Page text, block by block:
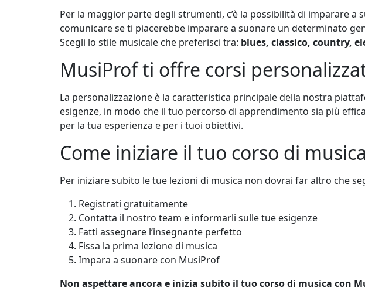
Per la maggior parte degli strumenti, c’è la possibilità di imparare
comunicare se ti piacerebbe imparare a suonare un determinato
Scegli lo stile musicale che preferisci tra: blues, classico, country,
MusiProf ti offre corsi
La personalizzazione è la caratteristica principale della nostra
esigenze, in modo che il tuo percorso di apprendimento sia più
per la tua esperienza e per i tuoi obiettivi.
Come iniziare il tuo corso di
Per iniziare subito le tue lezioni di musica non dovrai far altro che
Registrati gratuitamente
Contatta il nostro team e informarli sulle tue esigenze
Fatti assegnare l’insegnante perfetto
Fissa la prima lezione di musica
Impara a suonare con MusiProf
Non aspettare ancora e inizia subito il tuo corso di musica con